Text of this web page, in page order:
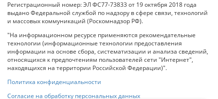
Регистрационный номер: ЭЛ ФС77-73833 от 19 октября 2018 года
выдано Федеральной службой по надзору в сфере связи, технологий
и массовых коммуникаций (Роскомнадзор РФ).
"На информационном ресурсе применяются рекомендательные
технологии (информационные технологии предоставления
информации на основе сбора, систематизации и анализа сведений,
относящихся к предпочтениям пользователей сети "Интернет",
находящихся на территории Российской Федерации)".
Политика конфиденциальности
Согласие на обработку персональных данных